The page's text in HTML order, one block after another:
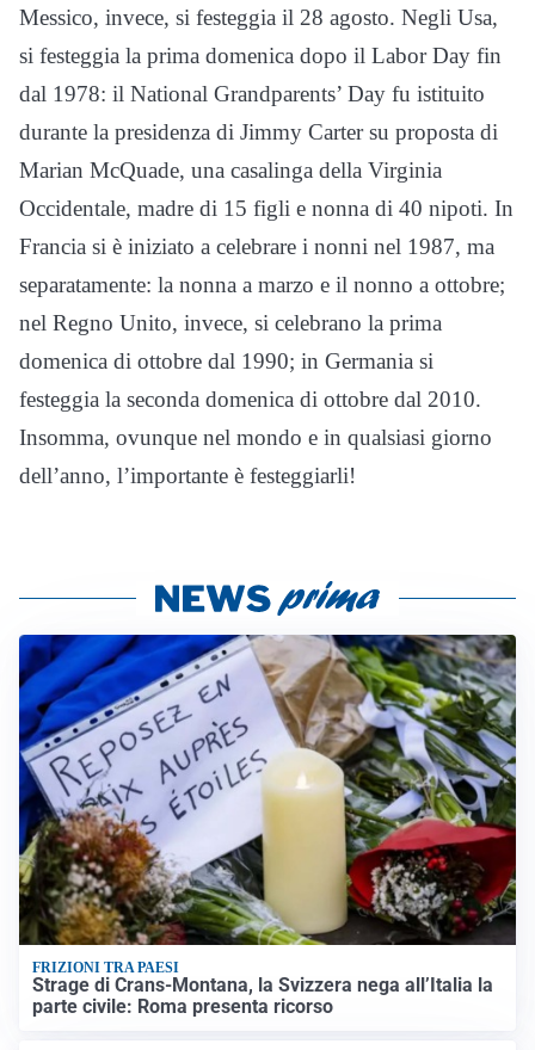
Messico, invece, si festeggia il 28 agosto. Negli Usa,
si festeggia la prima domenica dopo il Labor Day fin
dal 1978: il National Grandparents’ Day fu istituito
durante la presidenza di Jimmy Carter su proposta di
Marian McQuade, una casalinga della Virginia
Occidentale, madre di 15 figli e nonna di 40 nipoti. In
Francia si è iniziato a celebrare i nonni nel 1987, ma
separatamente: la nonna a marzo e il nonno a ottobre;
nel Regno Unito, invece, si celebrano la prima
domenica di ottobre dal 1990; in Germania si
festeggia la seconda domenica di ottobre dal 2010.
Insomma, ovunque nel mondo e in qualsiasi giorno
dell’anno, l’importante è festeggiarli!
FRIZIONI TRA PAESI
Strage di Crans-Montana, la Svizzera nega all’Italia la
parte civile: Roma presenta ricorso